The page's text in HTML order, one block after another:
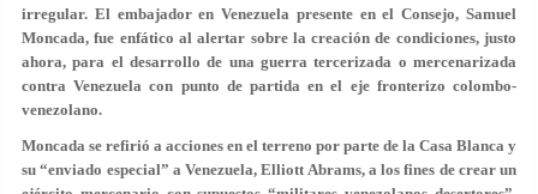
irregular. El embajador en Venezuela presente en el Consejo, Samuel
Moncada, fue enfático al alertar sobre la creación de condiciones, justo
ahora, para el desarrollo de una guerra tercerizada o mercenarizada
contra Venezuela con punto de partida en el eje fronterizo colombo-
venezolano.
Moncada se refirió a acciones en el terreno por parte de la Casa Blanca y
su “enviado especial” a Venezuela, Elliott Abrams, a los fines de crear un